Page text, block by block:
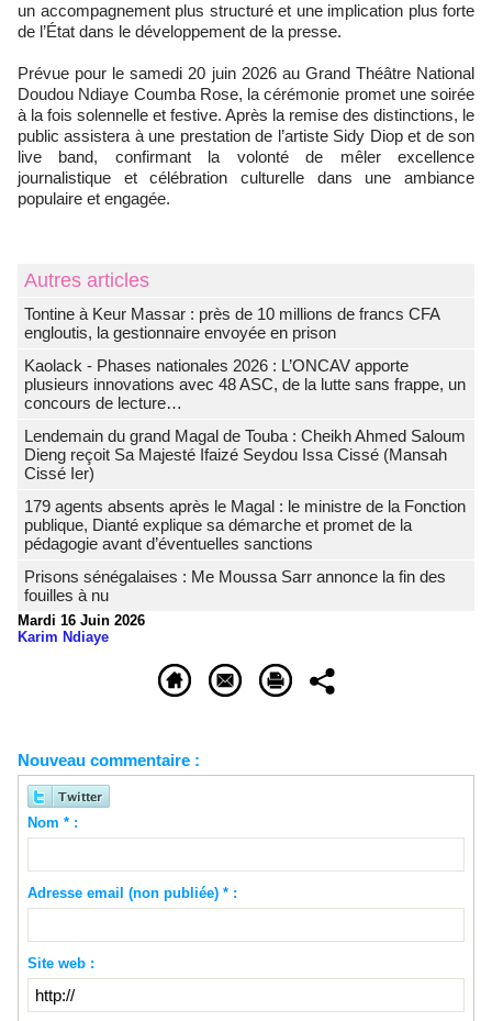
un accompagnement plus structuré et une implication plus forte
de l’État dans le développement de la presse.
Prévue pour le samedi 20 juin 2026 au Grand Théâtre National
Doudou Ndiaye Coumba Rose, la cérémonie promet une soirée
à la fois solennelle et festive. Après la remise des distinctions, le
public assistera à une prestation de l’artiste Sidy Diop et de son
live band, confirmant la volonté de mêler excellence
journalistique et célébration culturelle dans une ambiance
populaire et engagée.
Autres articles
Tontine à Keur Massar : près de 10 millions de francs CFA
engloutis, la gestionnaire envoyée en prison
Kaolack - Phases nationales 2026 : L’ONCAV apporte
plusieurs innovations avec 48 ASC, de la lutte sans frappe, un
concours de lecture…
Lendemain du grand Magal de Touba : Cheikh Ahmed Saloum
Dieng reçoit Sa Majesté Ifaizé Seydou Issa Cissé (Mansah
Cissé Ier)
179 agents absents après le Magal : le ministre de la Fonction
publique, Dianté explique sa démarche et promet de la
pédagogie avant d’éventuelles sanctions
Prisons sénégalaises : Me Moussa Sarr annonce la fin des
fouilles à nu
Mardi 16 Juin 2026
Karim Ndiaye
Nouveau commentaire :
Nom * :
Adresse email (non publiée) * :
Site web :